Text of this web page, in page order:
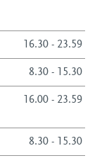
16.30 - 23.59
8.30 - 15.30
16.00 - 23.59
8.30 - 15.30